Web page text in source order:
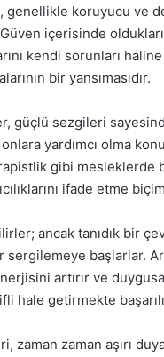
koruyucu ve
içerisinde
kendi sorunları
bir yansımasıdır.
güçlü sezgileri
yardımcı olma
gibi mesleklerde
ifade etme
ancak tanıdık bir
başlarlar.
artırır ve
hale getirmekte
zaman aşırı